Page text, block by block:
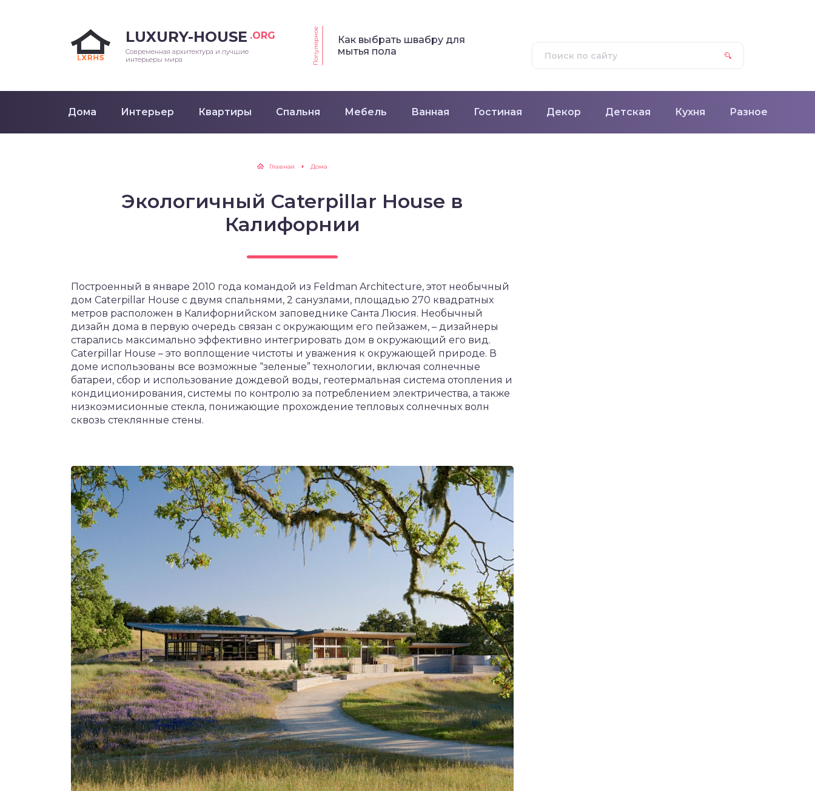
LUXURY-HOUSE .ORG
Современная архитектура и лучшие
интерьеры мира
Популярное
Как выбрать швабру для
мытья пола
Дома Интерьер Квартиры Спальня Мебель Ванная Гостиная Декор Детская Кухня Разное
Главная Дома
Экологичный Caterpillar House в
Калифорнии
Построенный в январе 2010 года командой из Feldman Architecture, этот необычный
дом Caterpillar House с двумя спальнями, 2 санузлами, площадью 270 квадратных
метров расположен в Калифорнийском заповеднике Санта Люсия. Необычный
дизайн дома в первую очередь связан с окружающим его пейзажем, – дизайнеры
старались максимально эффективно интегрировать дом в окружающий его вид.
Caterpillar House – это воплощение чистоты и уважения к окружающей природе. В
доме использованы все возможные “зеленые” технологии, включая солнечные
батареи, сбор и использование дождевой воды, геотермальная система отопления и
кондиционирования, системы по контролю за потреблением электричества, а также
низкоэмисионные стекла, понижающие прохождение тепловых солнечных волн
сквозь стеклянные стены.